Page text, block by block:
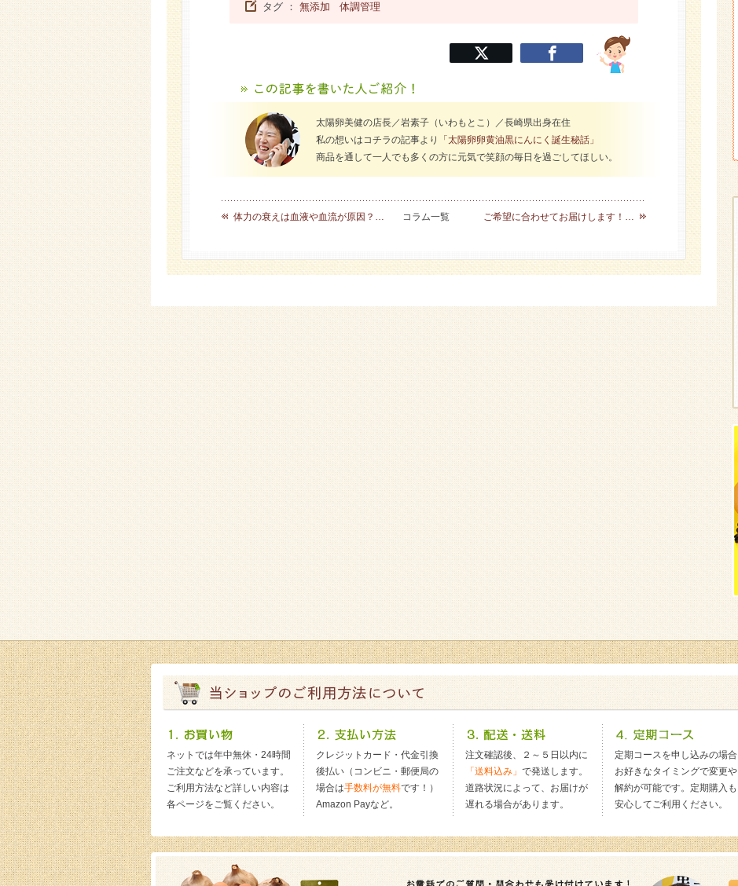
タグ ： 無添加 体調管理
太陽卵美健の店長／岩素子（いわもとこ）／長崎県出身在住
私の想いはコチラの記事より
「太陽卵卵黄油黒にんにく誕生秘話」
商品を通して一人でも多くの方に元気で笑顔の毎日を過ごしてほしい。
体力の衰えは血液や血流が原因？… コラム一覧 ご希望に合わせてお届けします！…
ネットでは年中無休・24時間
ご注文などを承っています。
ご利用方法など詳しい内容は
各ページをご覧ください。
クレジットカード・代金引換
後払い（コンビニ・郵便局の
場合は手数料が無料です！）
Amazon Payなど。
注文確認後、２～５日以内に
「送料込み」 で発送します。
道路状況によって、お届けが
遅れる場合があります。
定期コースを申し込みの場合
お好きなタイミングで変更や
解約が可能です。定期購入も
安心してご利用ください。